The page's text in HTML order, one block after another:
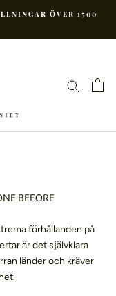
ÖVER 1500
BEFORE
förhållanden på
är det självklara
länder och kräver